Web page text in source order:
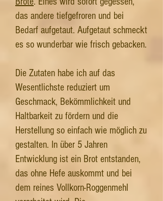
das andere tiefgefroren und bei
Bedarf aufgetaut. Aufgetaut schmeckt
es so wunderbar wie frisch gebacken.
Die Zutaten habe ich auf das
Wesentlichste reduziert um
Geschmack, Bekömmlichkeit und
Haltbarkeit zu fördern und die
Herstellung so einfach wie möglich zu
gestalten. In über 5 Jahren
Entwicklung ist ein Brot entstanden,
das ohne Hefe auskommt und bei
dem reines Vollkorn-Roggenmehl